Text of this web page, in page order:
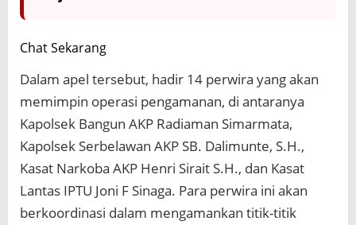
Chat Sekarang
Dalam apel tersebut, hadir 14 perwira yang akan
memimpin operasi pengamanan, di antaranya
Kapolsek Bangun AKP Radiaman Simarmata,
Kapolsek Serbelawan AKP SB. Dalimunte, S.H.,
Kasat Narkoba AKP Henri Sirait S.H., dan Kasat
Lantas IPTU Joni F Sinaga. Para perwira ini akan
berkoordinasi dalam mengamankan titik-titik